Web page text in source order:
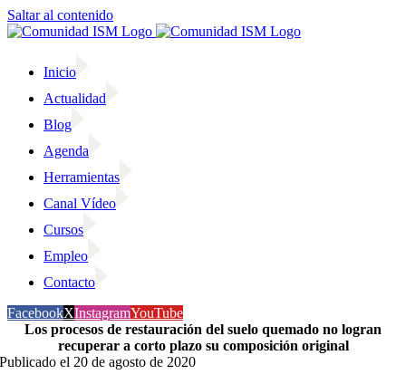
Saltar al contenido
Inicio
Actualidad
Blog
Agenda
Herramientas
Canal Vídeo
Cursos
Empleo
Contacto
FacebookXInstagramYouTube
Los procesos de restauración del suelo quemado no logran
recuperar a corto plazo su composición original
Publicado el 20 de agosto de 2020